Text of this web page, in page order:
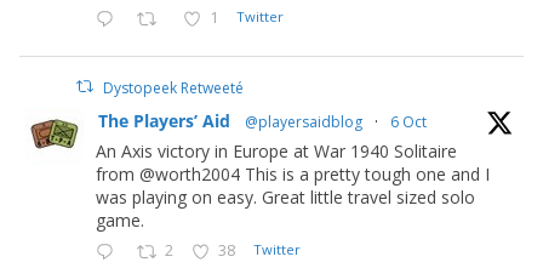
1 Twitter
Dystopeek Retweeté
The Players’ Aid @playersaidblog · 6 Oct
An Axis victory in Europe at War 1940 Solitaire
from @worth2004 This is a pretty tough one and I
was playing on easy. Great little travel sized solo
game.
2 38 Twitter